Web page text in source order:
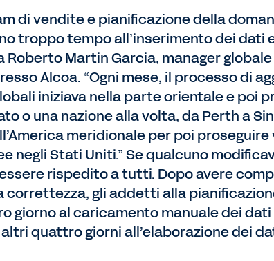
di vendite e pianificazione della
troppo tempo all’inserimento dei dati
Roberto Martin Garcia, manager
Alcoa. “Ogni mese, il processo di
iniziava nella parte orientale e poi
o una nazione alla volta, da Perth a
meridionale per poi proseguire
negli Stati Uniti.” Se qualcuno
rispedito a tutti. Dopo avere
correttezza, gli addetti alla
giorno al caricamento manuale dei dati
quattro giorni all’elaborazione dei